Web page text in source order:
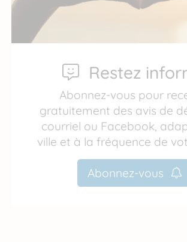
Restez
Abonnez-vous pour
gratuitement des avis de
courriel ou Facebook,
ville et à la fréquence de
Abonnez-vous